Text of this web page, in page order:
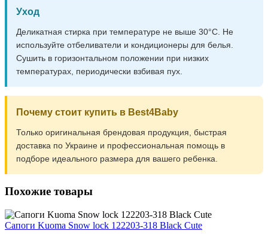
Уход
Деликатная стирка при температуре не выше 30°C. Не
используйте отбеливатели и кондиционеры для белья.
Сушить в горизонтальном положении при низких
температурах, периодически взбивая пух.
Почему стоит купить в Best4Baby
Только оригинальная брендовая продукция, быстрая
доставка по Украине и профессиональная помощь в
подборе идеального размера для вашего ребенка.
Похожие товары
Cапоги Kuoma Snow lock 122203-318 Black Cute